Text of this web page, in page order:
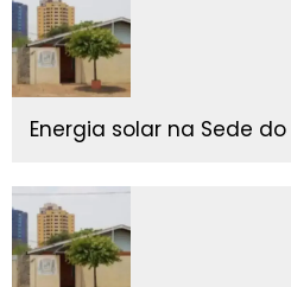
Energia solar na Sede